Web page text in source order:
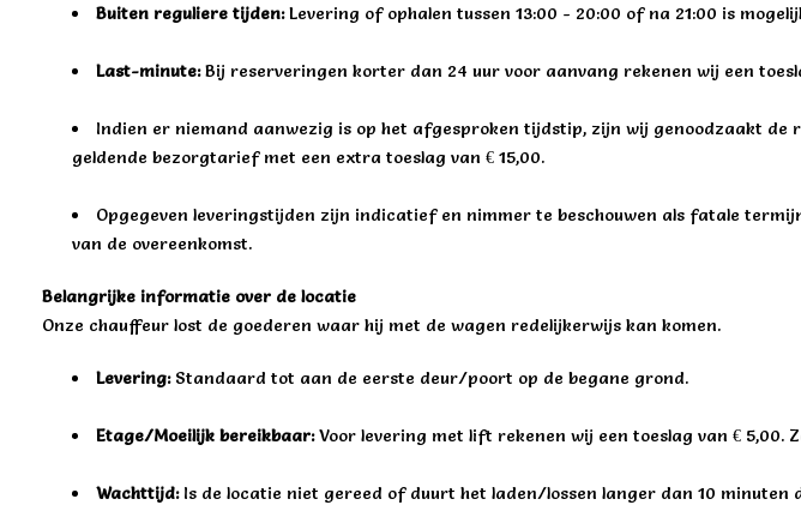
Buiten reguliere tijden:Levering of ophalen tussen 13:00 - 20:00 of na 21:00 is
Last-minute:Bij reserveringen korter dan 24 uur voor aanvang rekenen wij een
Indien er niemand aanwezig is op het afgesproken tijdstip, zijn wij genoodzaakt de
geldende bezorgtarief met een extra toeslag van € 15,00.
Opgegeven leveringstijden zijn indicatief en nimmer te beschouwen als fatale
van de overeenkomst.
Belangrijke informatie over de locatie
Onze chauffeur lost de goederen waar hij met de wagen redelijkerwijs kan komen.
Levering:Standaard tot aan de eerste deur/poort op de begane grond.
Etage/Moeilijk bereikbaar:Voor levering met lift rekenen wij een toeslag van € 5,00.
Wachttijd:Is de locatie niet gereed of duurt het laden/lossen langer dan 10